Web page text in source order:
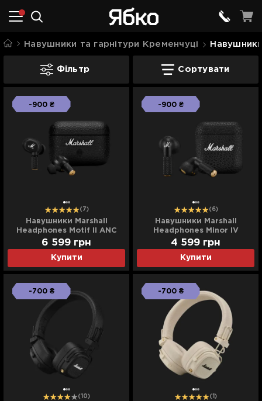
Навушники та гарнітури Кременчуці
Навушники Marshall Кременчуці
Фільтр Сортувати
-900 ₴
(7)
Навушники Marshall
Headphones Motif II ANC
(Black)
Купити
6 599 грн
-900 ₴
(6)
Навушники Marshall
Headphones Minor IV
(Black)
Купити
4 599 грн
-700 ₴
(10)
-700 ₴
(1)